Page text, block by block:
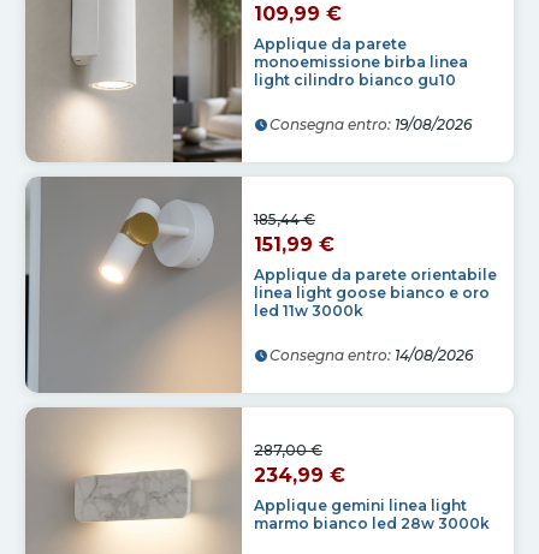
Applique da parete
monoemissione birba linea
light cilindro bianco gu10
109,99 €
Consegna entro: 19/08/2026
Applique da parete orientabile
linea light goose bianco e oro
led 11w 3000k
185,44 €
151,99 €
Consegna entro: 14/08/2026
Applique gemini linea light
marmo bianco led 28w 3000k
287,00 €
234,99 €